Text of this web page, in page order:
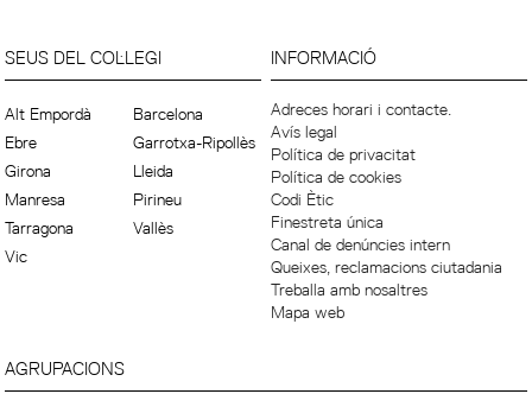
SEUS DEL COL·LEGI
Alt Empordà
Barcelona
Ebre
Garrotxa-Ripollès
Girona
Lleida
Manresa
Pirineu
Tarragona
Vallès
Vic
INFORMACIÓ
Adreces horari i contacte.
Avís legal
Política de privacitat
Política de cookies
Codi Ètic
Finestreta única
Canal de denúncies intern
Queixes, reclamacions ciutadania
Treballa amb nosaltres
Mapa web
AGRUPACIONS